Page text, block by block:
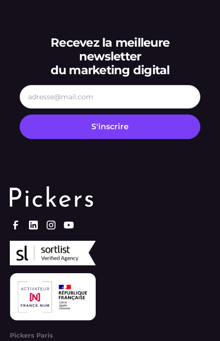
Recevez la meilleure
newsletter
du marketing digital
Pickers Paris